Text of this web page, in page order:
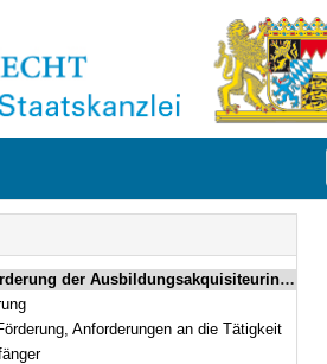
und -akquisiteure für Flüchtlinge sowie der Jobbegleiterinnen und Jobbegleiter
Anforderungen an die Tätigkeit